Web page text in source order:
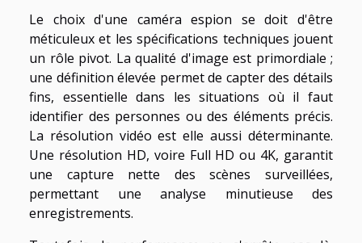
Le choix d'une caméra espion se doit d'être
méticuleux et les spécifications techniques jouent
un rôle pivot. La qualité d'image est primordiale ;
une définition élevée permet de capter des détails
fins, essentielle dans les situations où il faut
identifier des personnes ou des éléments précis.
La résolution vidéo est elle aussi déterminante.
Une résolution HD, voire Full HD ou 4K, garantit
une capture nette des scènes surveillées,
permettant une analyse minutieuse des
enregistrements.